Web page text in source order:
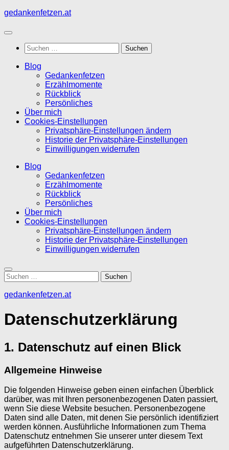
Zum
springen
gedankenfetzen.at
Suchen
nach:
Blog
Gedankenfetzen
Erzählmomente
Rückblick
Persönliches
Über mich
Cookies-Einstellungen
Privatsphäre-Einstellungen ändern
Historie der Privatsphäre-Einstellungen
Einwilligungen widerrufen
Blog
Gedankenfetzen
Erzählmomente
Rückblick
Persönliches
Über mich
Cookies-Einstellungen
Privatsphäre-Einstellungen ändern
Historie der Privatsphäre-Einstellungen
Einwilligungen widerrufen
Suchen
nach:
gedankenfetzen.at
Datenschutzerklärung
1. Datenschutz auf einen Blick
Allgemeine Hinweise
Die folgenden Hinweise geben einen einfachen Überblick
darüber, was mit Ihren personenbezogenen Daten passiert,
wenn Sie diese Website besuchen. Personenbezogene
Daten sind alle Daten, mit denen Sie persönlich identifiziert
werden können. Ausführliche Informationen zum Thema
Datenschutz entnehmen Sie unserer unter diesem Text
aufgeführten Datenschutzerklärung.